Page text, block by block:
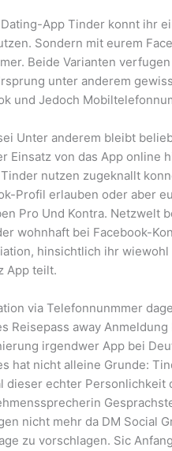
App Tinder konnt ihr
Sondern mit eurem
Beide Varianten
unter anderem
und Jedoch
Unter anderem bleibt
Einsatz von das App online
nutzen zugeknallt
Profil erlauben oder aber
Pro Und Kontra. Netzwelt
wohnhaft bei Facebook-
hinsichtlich ihr
App teilt.
via Telefonnunmmer
Reisepass away
irgendwer App bei
hat nicht alleine Grunde:
dieser echter
nicht mehr da DM Social
zu vorschlagen. Sic